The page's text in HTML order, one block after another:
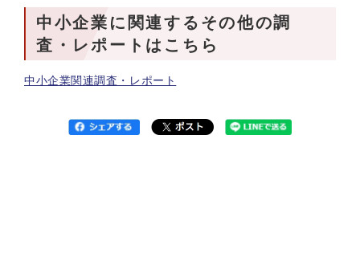
中小企業に関連するその他の調
査・レポートはこちら
中小企業関連調査・レポート